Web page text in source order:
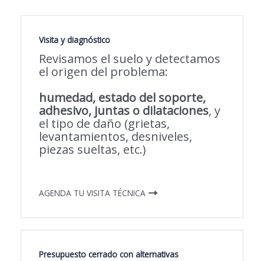
Visita y diagnóstico
Revisamos el suelo y detectamos
el origen del problema:
humedad, estado del soporte,
adhesivo, juntas o dilataciones, y
el tipo de daño (grietas,
levantamientos, desniveles,
piezas sueltas, etc.)
AGENDA TU VISITA TÉCNICA
Presupuesto cerrado con alternativas